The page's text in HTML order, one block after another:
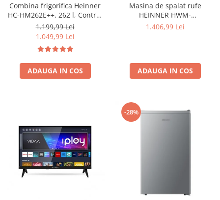
Combina frigorifica Heinner
HC-HM262E++, 262 l, Control
electronic, Iluminare LED, Usi
reversibile, Clasa E, H 180 cm,
Alb
1.199,99 Lei
1.049,99 Lei
ADAUGA IN COS
Masina de spalat rufe
HEINNER HWM-
HME9014IVA10+++, 9 KG, 1400
1.406,99 Lei
ADAUGA IN COS
-28%